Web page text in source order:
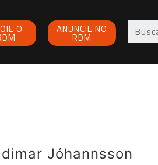
O ANUNCIE NO
RDM
Jóhannsson